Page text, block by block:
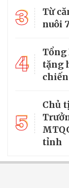
3
Từ
nuôi
4
Tổng
tặng
5
Chủ
tỉnh